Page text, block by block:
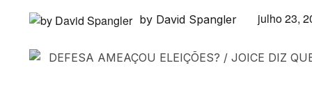
by David Spangler julho 23,